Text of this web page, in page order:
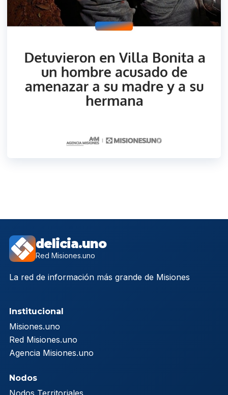
delicia.uno
Red Misiones.uno
La red de información más grande de Misiones
Institucional
Misiones.uno
Red Misiones.uno
Agencia Misiones.uno
Nodos
Nodos Territoriales